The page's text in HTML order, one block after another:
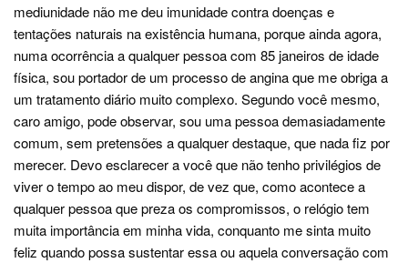
mediunidade não me deu imunidade contra doenças e
tentações naturais na existência humana, porque ainda agora,
numa ocorrência a qualquer pessoa com 85 janeiros de idade
física, sou portador de um processo de angina que me obriga a
um tratamento diário muito complexo. Segundo você mesmo,
caro amigo, pode observar, sou uma pessoa demasiadamente
comum, sem pretensões a qualquer destaque, que nada fiz por
merecer. Devo esclarecer a você que não tenho privilégios de
viver o tempo ao meu dispor, de vez que, como acontece a
qualquer pessoa que preza os compromissos, o relógio tem
muita importância em minha vida, conquanto me sinta muito
feliz quando possa sustentar essa ou aquela conversação com